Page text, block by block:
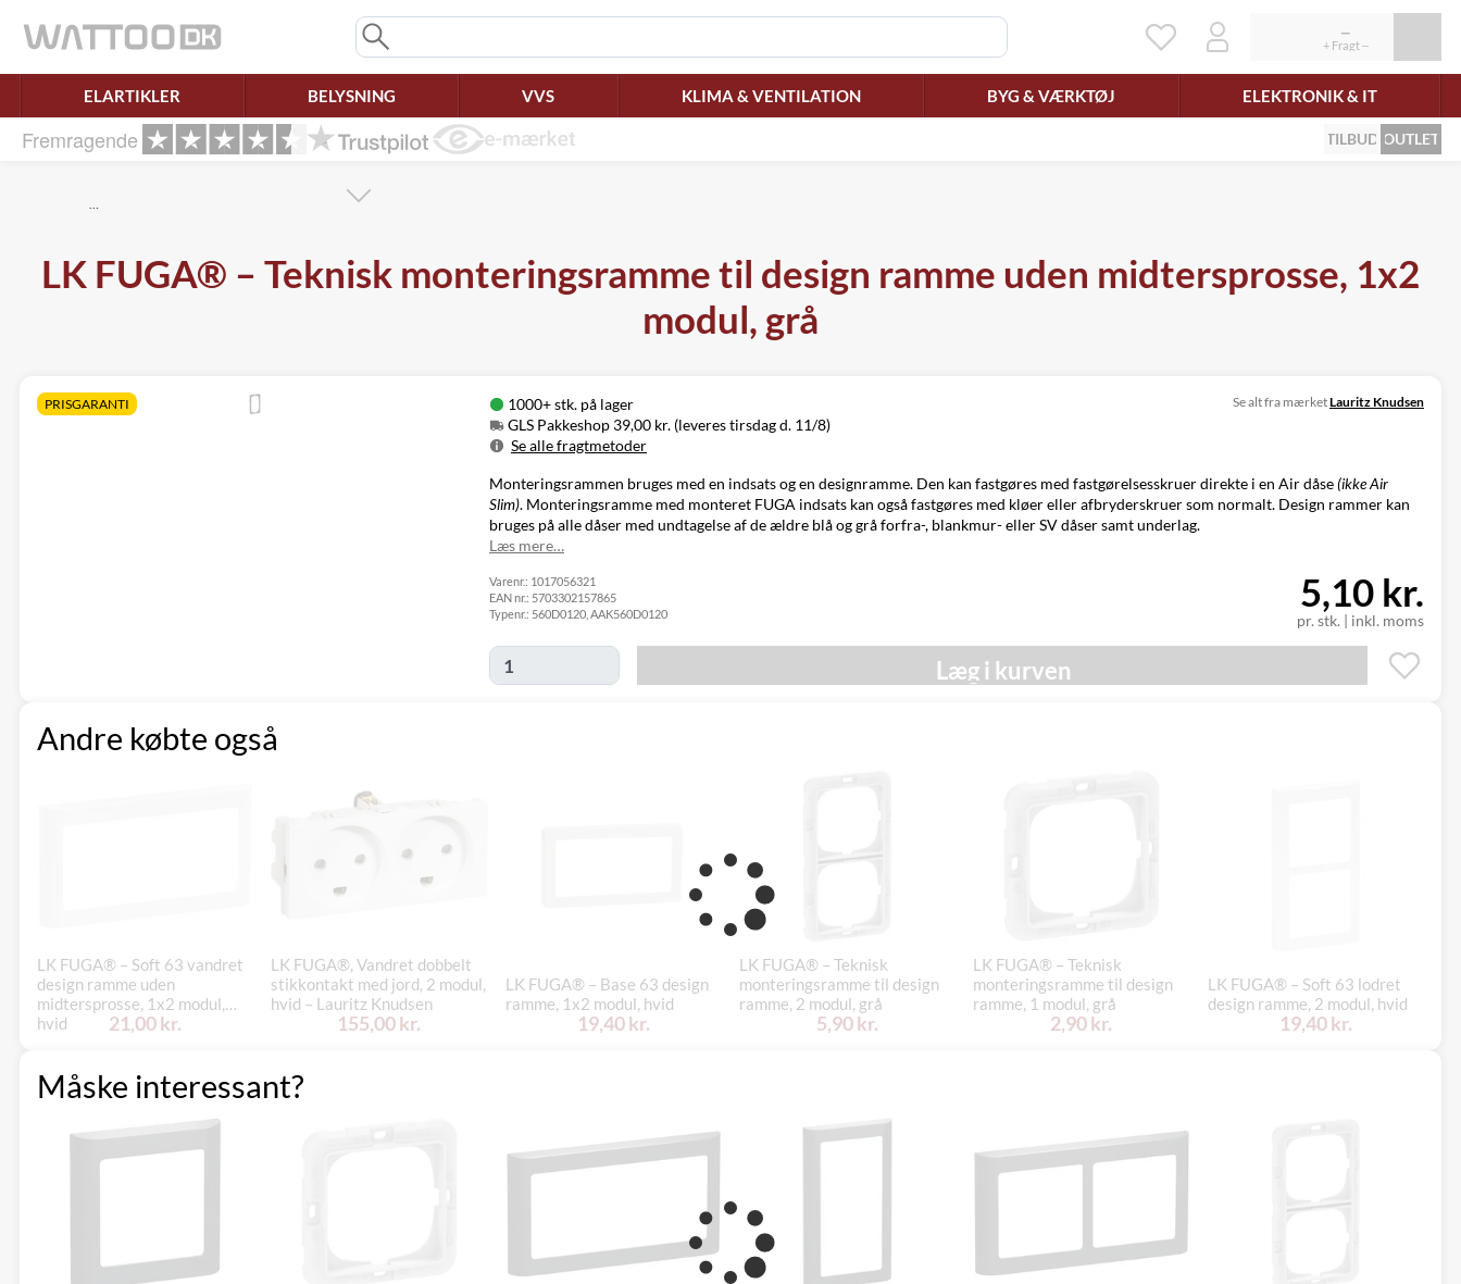
ELARTIKLER BELYSNING VVS KLIMA & VENTILATION BYG & VÆRKTØJ ELEKTRONIK & IT
Fremragende TILBUD OUTLET
…
LK FUGA® – Teknisk monteringsramme til design ramme uden midtersprosse, 1x2
modul, grå
PRISGARANTI
1000+ stk. på lager
GLS Pakkeshop 39,00 kr. (leveres tirsdag d. 11/8)
Se alle fragtmetoder
Metode
Pris
Leveres
GLS Pakkeshop
39,00 kr.
Tirsdag d. 11/8
GLS
Hjemmelevering
49,00 kr.
Tirsdag d. 11/8
Click&Collect i
Svenstrup
(9230)
Se alt fra mærketLauritz Knudsen
Monteringsrammen bruges med en indsats og en designramme. Den kan fastgøres med fastgørelsesskruerdirekte i en Air dåse(ikke Air
Slim). Monteringsramme med monteret FUGA indsats kan også fastgøres med kløer eller afbryderskruer som normalt. Design rammer kan
bruges på alle dåser med undtagelse af de ældre blå og grå forfra-, blankmur- eller SV dåser samt underlag.
Læs mere…
Varenr.: 1017056321
EAN nr.: 5703302157865
Typenr.: 560D0120, AAK560D0120 pr. stk. | inkl. moms
5,10 kr.
Læg i kurven
Andre købte også
LK FUGA® – Soft 63 vandret
design ramme uden
midtersprosse, 1x2 modul,
hvid
21,00 kr.
LK FUGA®, Vandret dobbelt
stikkontakt med jord, 2 modul,
hvid – Lauritz Knudsen
155,00 kr.
LK FUGA® – Base 63 design
ramme, 1x2 modul, hvid
19,40 kr.
LK FUGA® – Teknisk
monteringsramme til design
ramme, 2 modul, grå
5,90 kr.
LK FUGA® – Teknisk
monteringsramme til design
ramme, 1 modul, grå
2,90 kr.
LK FUGA® – Soft 63 lodret
design ramme, 2 modul, hvid
19,40 kr.
Måske interessant?
Ret samtykke!